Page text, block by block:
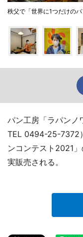
秩父で「世界に1つだけの
パン工房「ラパンノ
TEL 0494-25-7372
ンコンテスト2021
実販売される。